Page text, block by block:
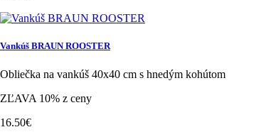
Vankúš BRAUN ROOSTER
Obliečka na vankúš 40x40 cm s hnedým kohútom
ZĽAVA 10% z ceny
16.50€